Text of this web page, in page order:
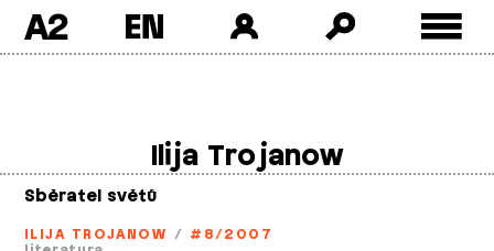
A2
Ilija Trojanow
Sběratel světů
ILIJA TROJANOW / #8/2007